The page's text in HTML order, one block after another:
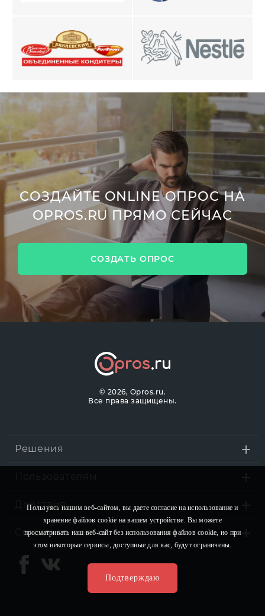
Пользуясь нашим веб-сайтом, вы даете согласие на использование и
хранение файлов сookie на вашем устройстве. Вы можете
просматривать наш веб-сайт без использования файлов сookie, но при
этом некоторые сервисы, доступные для вас, будут ограничены.
Подтверждаю
СОЗДАЙТЕ ONLINE ОПРОС НА
OPROS.RU ПРЯМО СЕЙЧАС
СОЗДАТЬ ОПРОС
© 2026, Opros.ru.
Все права защищены.
Решения
Действия
Связаться с нами